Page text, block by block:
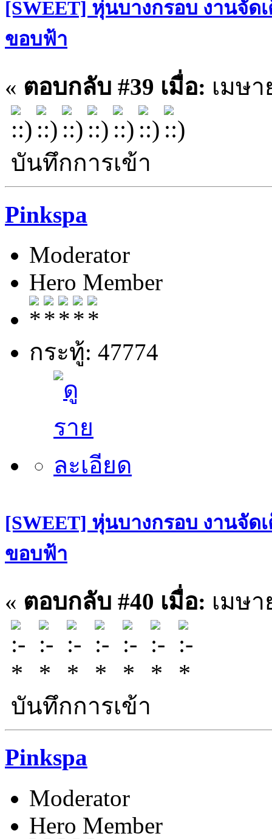
[SWEET] หุ่นบางกรอบ งานจัด
ขอบฟ้า
« ตอบกลับ #39 เมื่อ: เมษา
บันทึกการเข้า
Pinkspa
Moderator
Hero Member
กระทู้: 47774
[SWEET] หุ่นบางกรอบ งานจัด
ขอบฟ้า
« ตอบกลับ #40 เมื่อ: เมษา
บันทึกการเข้า
Pinkspa
Moderator
Hero Member